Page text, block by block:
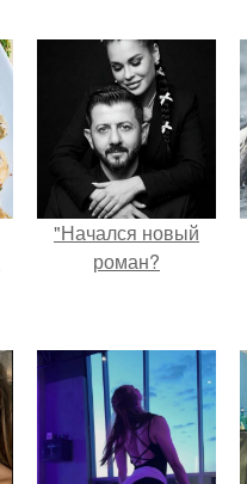
"Начался новый
роман?